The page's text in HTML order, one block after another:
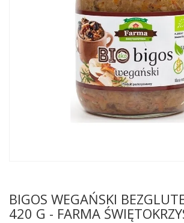
BIGOS WEGAŃSKI
420 G - FARMA